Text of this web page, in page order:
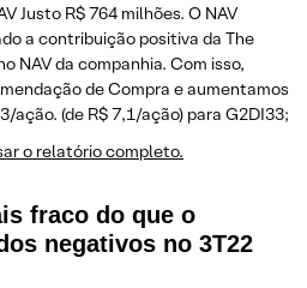
Justo R$ 764 milhões. O NAV
a contribuição positiva da The
NAV da companhia. Com isso,
de Compra e aumentamos
ação. (de R$ 7,1/ação) para G2DI33;
o relatório completo.
fraco do que o
negativos no 3T22